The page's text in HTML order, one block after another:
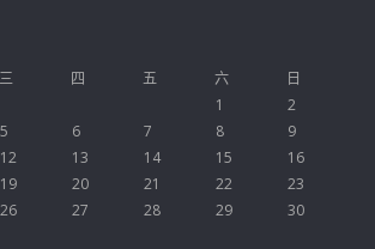
三 四 五 六
日
1
2
5 6 7 8
9
12 13 14 15
16
19 20 21 22
23
26 27 28 29
30